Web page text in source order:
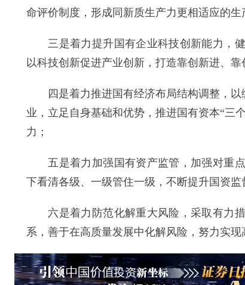
命评价制度，形成同新质生产力更相适应的
三是着力提升国有企业科技创新能力，健
以科技创新促进产业创新，打造靠创新进、
四是着力推进国有经济布局结构调整，以
业，立足自身基础和优势，推进国有资本“三
力；
五是着力加强国有资产监管，加强对重点
下看清各级、一级管住一级，不断提升国资监
六是着力防范化解重大风险，采取有力措
系，善于在高质量发展中化解风险，努力实现